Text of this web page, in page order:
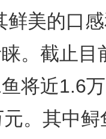
鲜美的口
。截止目
将近1.6
。其中鲟